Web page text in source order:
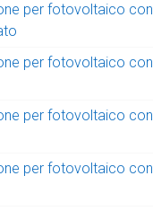
per fotovoltaico con
per fotovoltaico con
per fotovoltaico con
per fotovoltaico con